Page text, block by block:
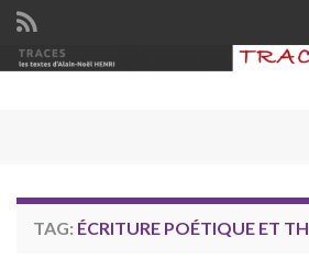
Search for:
TAG: ÉCRITURE POÉTIQUE ET